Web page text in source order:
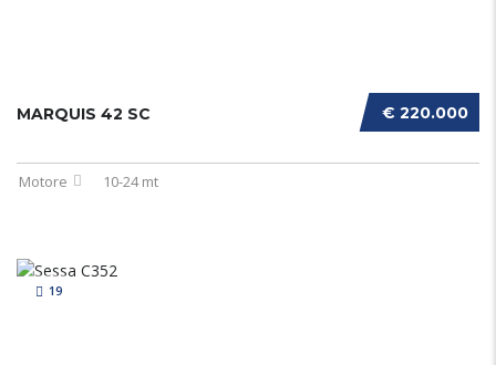
€ 220.000
MARQUIS 42 SC
Motore 10-24 mt
19